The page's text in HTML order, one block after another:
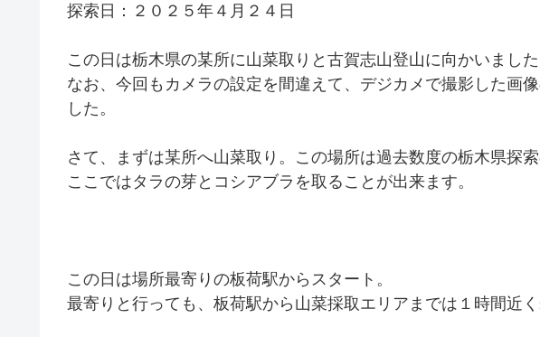
探索日：２０２５年４月２４日
この日は栃木県の某所に山菜取りと古賀志山登山に向かいました
なお、今回もカメラの設定を間違えて、デジカメで撮影した画
した。
さて、まずは某所へ山菜取り。この場所は過去数度の栃木県探
ここではタラの芽とコシアブラを取ることが出来ます。
この日は場所最寄りの板荷駅からスタート。
最寄りと行っても、板荷駅から山菜採取エリアまでは１時間近く